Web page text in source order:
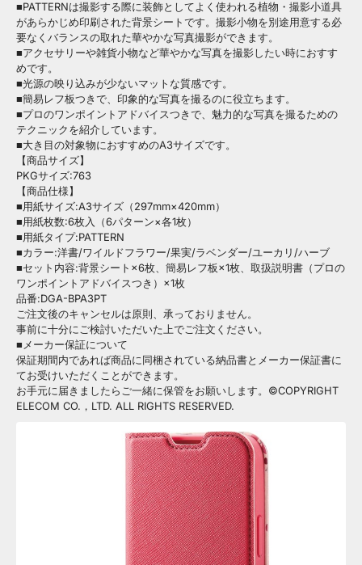
■PATTERNは撮影する際に装飾としてよく使われる植物・撮影小道具
があらかじめ印刷された背景シートです。撮影小物を別途用意する必
要なくバランスの取れた華やかな写真撮影ができます。
■アクセサリーや雑貨小物など華やかな写真を撮影したい時におすす
めです。
■光源の映り込みが少ないマットな質感です。
■簡易レフ板つきで、印象的な写真を撮るのに役立ちます。
■プロのワンポイントアドバイスつきで、魅力的な写真を撮るための
テクニックを紹介しています。
■大き目の対象物におすすめのA3サイズです。
【商品サイズ】
PKGサイズ:763
【商品仕様】
■用紙サイズ:A3サイズ（297mm×420mm）
■用紙枚数:6枚入（6パターン×各1枚）
■用紙タイプ:PATTERN
■カラー:洋書/ワイルドフラワー/果実/ラベンダー/ユーカリ/ハーブ
■セット内容:背景シート×6枚、簡易レフ板×1枚、取扱説明書（プロの
ワンポイントアドバイスつき）×1枚
品番:DGA-BPA3PT
ご注文後のキャンセルは原則、承っておりません。
事前に十分にご検討いただいた上でご注文ください。
■メーカー保証について
保証期間内であれば商品に同梱されている納品書とメーカー保証書に
てお受けいただくことができます。
お手元に届きましたらご一緒に保管をお願いします。©COPYRIGHT
ELECOM CO.，LTD. ALL RIGHTS RESERVED.